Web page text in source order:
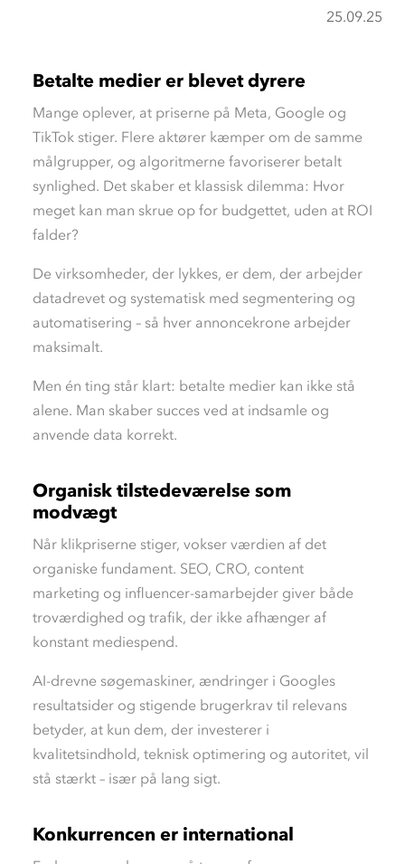
25.09.25
Betalte medier er blevet dyrere
Mange oplever, at priserne på Meta, Google og
TikTok stiger. Flere aktører kæmper om de samme
målgrupper, og algoritmerne favoriserer betalt
synlighed. Det skaber et klassisk dilemma: Hvor
meget kan man skrue op for budgettet, uden at ROI
falder?
De virksomheder, der lykkes, er dem, der arbejder
datadrevet og systematisk med segmentering og
automatisering – så hver annoncekrone arbejder
maksimalt.
Men én ting står klart: betalte medier kan ikke stå
alene. Man skaber succes ved at indsamle og
anvende data korrekt.
Organisk tilstedeværelse som
modvægt
Når klikpriserne stiger, vokser værdien af det
organiske fundament. SEO, CRO, content
marketing og influencer-samarbejder giver både
troværdighed og trafik, der ikke afhænger af
konstant mediespend.
AI-drevne søgemaskiner, ændringer i Googles
resultatsider og stigende brugerkrav til relevans
betyder, at kun dem, der investerer i
kvalitetsindhold, teknisk optimering og autoritet, vil
stå stærkt – især på lang sigt.
Konkurrencen er international